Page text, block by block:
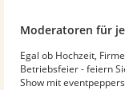
Moderatoren für
Egal ob Hochzeit,
Betriebsfeier - feiern
Show mit